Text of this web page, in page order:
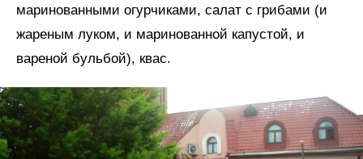
маринованными огурчиками, салат с грибами (и
жареным луком, и маринованной капустой, и
вареной бульбой), квас.